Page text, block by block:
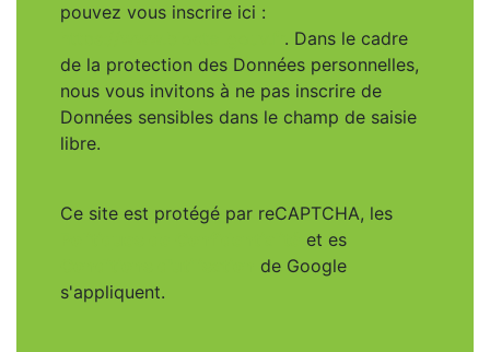
pouvez vous inscrire ici :
. Dans le cadre
de la protection des Données personnelles,
nous vous invitons à ne pas inscrire de
Données sensibles dans le champ de saisie
libre.
Ce site est protégé par reCAPTCHA, les
et es
de Google
s'appliquent.